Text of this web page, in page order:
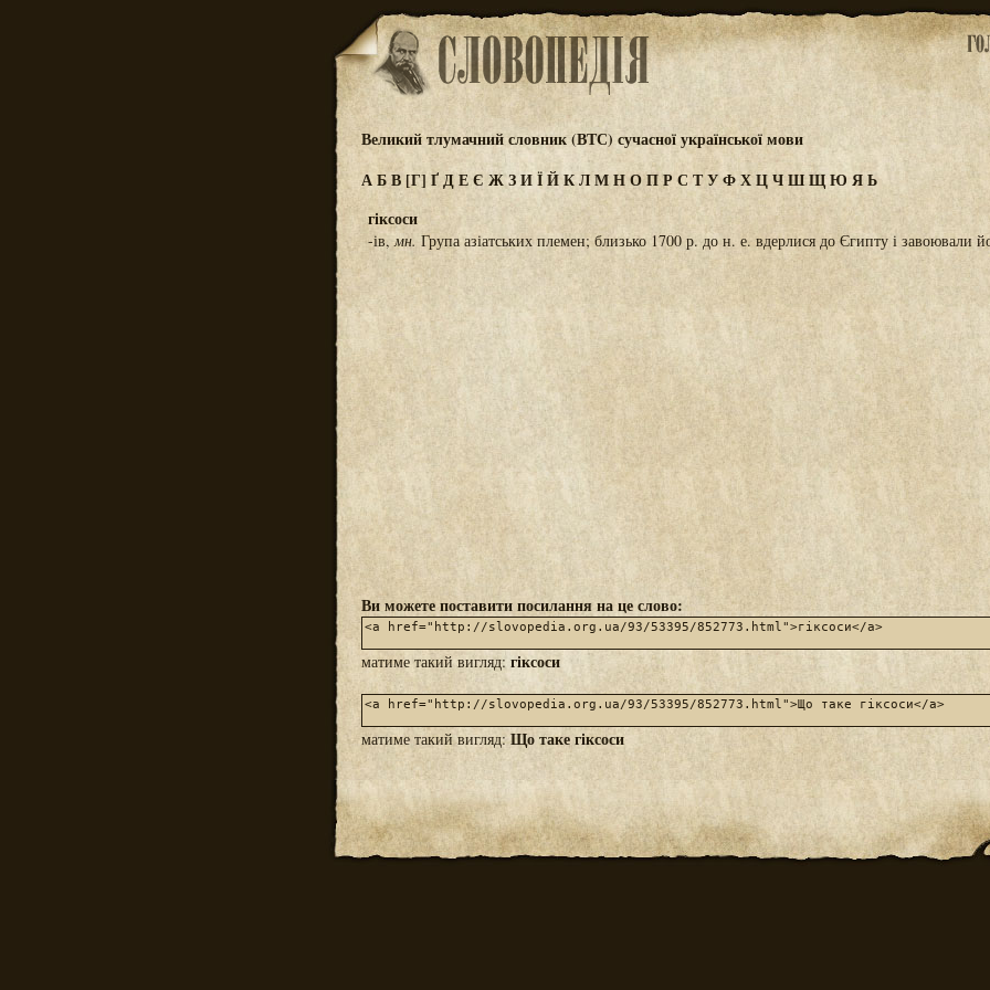
Великий тлумачний словник (ВТС) сучасної української мови
АБВ[Г] ҐДЕЄ ЖЗИЇЙКЛМНОПРС ТУФХЦЧШЩЮ ЯЬ
гіксоси
-ів,мн. Група азіатських племен; близько 1700 р. до н. е. вдерлися до Єгипту і завоювали
Ви можете поставити посилання на це слово:
матиме такий вигляд: гіксоси
матиме такий вигляд:Що таке гіксоси